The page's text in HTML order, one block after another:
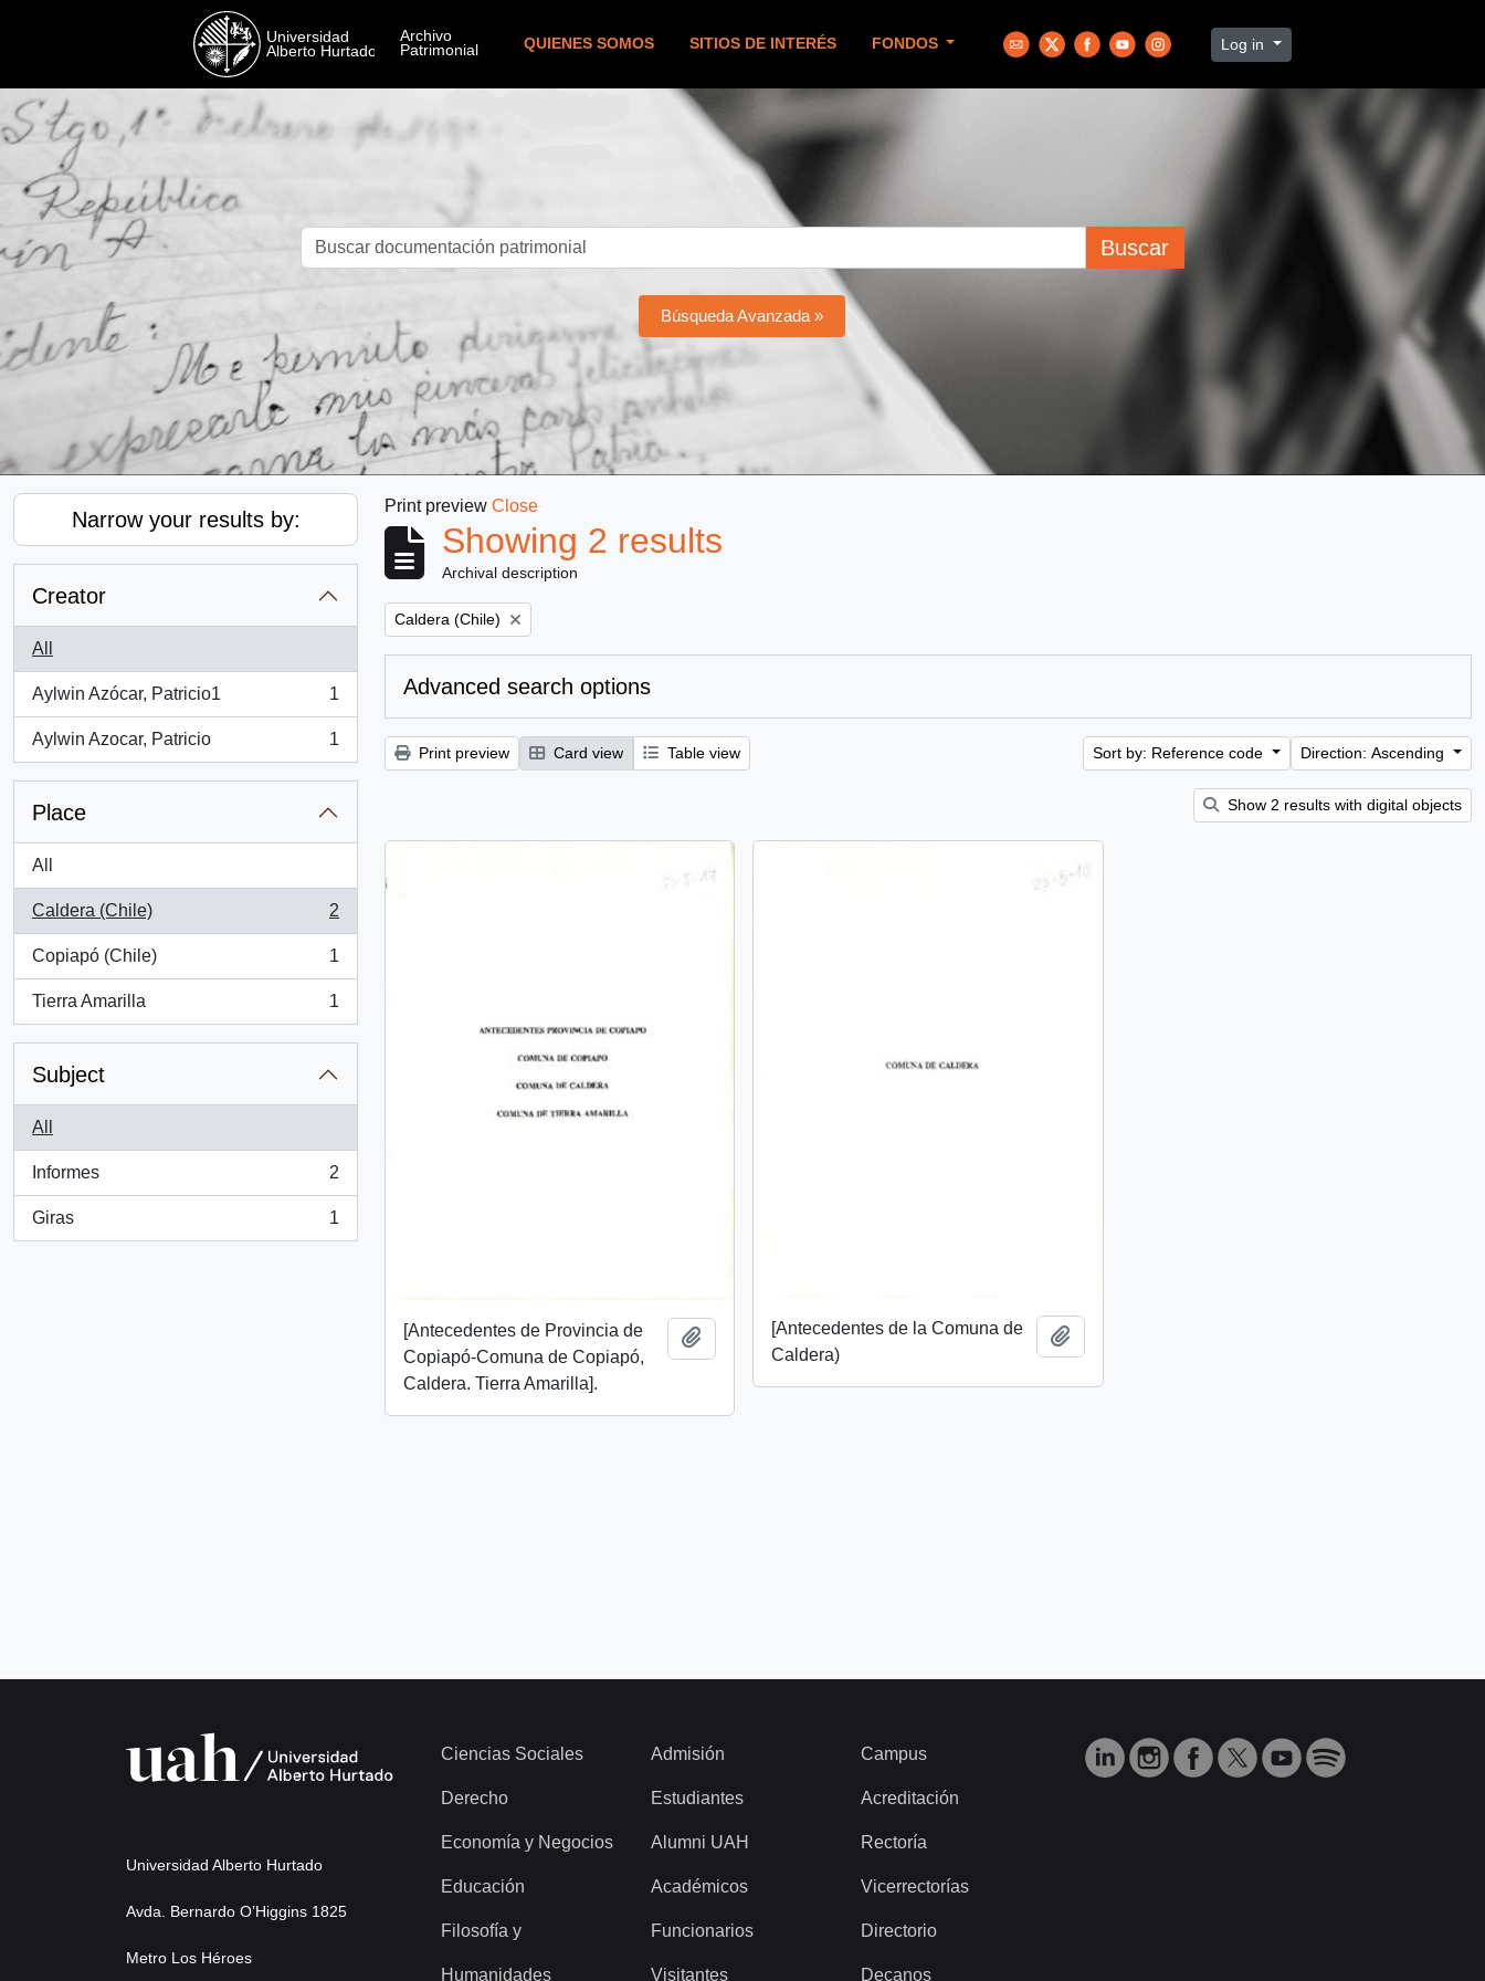
QUIENES SOMOS SITIOS DE INTERÉS FONDOS Log in
Buscar
Búsqueda Avanzada »
Narrow your results by:
Creator
All
Aylwin Azócar, Patricio1
, 1 results
1
Aylwin Azocar, Patricio
, 1 results
1
Place
All
Caldera (Chile)
, 2 results
2
Copiapó (Chile)
, 1 results
1
Tierra Amarilla
, 1 results
1
Subject
All
Informes
, 2 results
2
Giras
, 1 results
1
Print preview Close
Showing 2 results
Archival description
Remove filter:
Caldera (Chile)
Advanced search options
Print preview Card view Table view Sort by: Reference code Direction: Ascending
Show 2 results with digital objects
[Antecedentes de Provincia de
Copiapó-Comuna de Copiapó,
Caldera. Tierra Amarilla].
Add to clipboard[Antecedentes de la Comuna de
Caldera)
Add to clipboard
Universidad Alberto Hurtado
Avda. Bernardo O’Higgins 1825
Metro Los Héroes
Ciencias Sociales
Derecho
Economía y Negocios
Educación
Filosofía y
Humanidades
Admisión
Estudiantes
Alumni UAH
Académicos
Funcionarios
Visitantes
Campus
Acreditación
Rectoría
Vicerrectorías
Directorio
Decanos